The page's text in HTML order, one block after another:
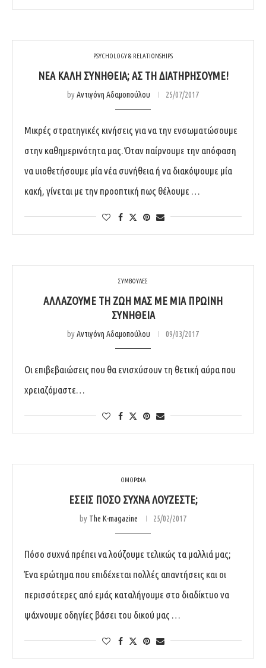
PSYCHOLOGY & RELATIONSHIPS
ΝΈΑ ΚΑΛΉ ΣΥΝΉΘΕΙΑ; ΑΣ ΤΗ ΔΙΑΤΗΡΉΣΟΥΜΕ!
byΑντιγόνη Αδαμοπούλου 25/07/2017
Μικρές στρατηγικές κινήσεις για να την ενσωματώσουμε
στην καθημερινότητα μας. Όταν παίρνουμε την απόφαση
να υιοθετήσουμε μία νέα συνήθεια ή να διακόψουμε μία
κακή, γίνεται με την προοπτική πως θέλουμε …
ΣΥΜΒΟΥΛΕΣ
ΑΛΛΆΖΟΥΜΕ ΤΗ ΖΩΉ ΜΑΣ ΜΕ ΜΊΑ ΠΡΩΙΝΉ
ΣΥΝΉΘΕΙΑ
byΑντιγόνη Αδαμοπούλου 09/03/2017
Οι επιβεβαιώσεις που θα ενισχύσουν τη θετική αύρα που
χρειαζόμαστε…
ΟΜΟΡΦΙΑ
ΕΣΕΊΣ ΠΌΣΟ ΣΥΧΝΆ ΛΟΎΖΕΣΤΕ;
by The K-magazine 25/02/2017
Πόσο συχνά πρέπει να λούζουμε τελικώς τα μαλλιά μας;
Ένα ερώτημα που επιδέχεται πολλές απαντήσεις και οι
περισσότερες από εμάς καταλήγουμε στο διαδίκτυο να
ψάχνουμε οδηγίες βάσει του δικού μας …